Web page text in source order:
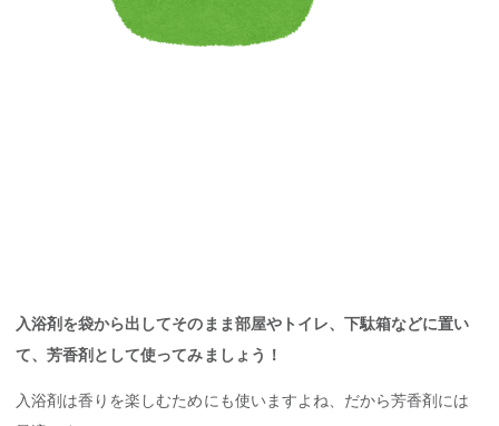
入浴剤を袋から出してそのまま部屋やトイレ、下駄箱などに置い
て、芳香剤として使ってみましょう！
入浴剤は香りを楽しむためにも使いますよね、だから芳香剤には